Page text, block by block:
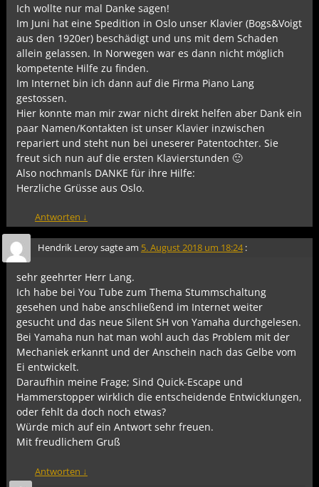
Ich wollte nur mal Danke sagen!
Im Juni hat eine Spedition in Oslo unser Klavier (Bogs&Voigt
aus den 1920er) beschädigt und uns mit dem Schaden
allein gelassen. In Norwegen war es dann nicht möglich
kompetente Hilfe zu finden.
Im Internet bin ich dann auf die Firma Piano Lang
gestossen.
Hier konnte man mir zwar nicht direkt helfen aber Dank ein
paar Namen/Kontakten ist unser Klavier inzwischen
repariert und steht nun bei uneserer Patentochter. Sie
freut sich nun auf die ersten Klavierstunden 🙂
Also nochmanls DANKE für ihre Hilfe:
Herzliche Grüsse aus Oslo.
Antworten ↓
Hendrik Leroysagte am 5. August 2018 um 18:24 :
sehr geehrter Herr Lang.
Ich habe bei You Tube zum Thema Stummschaltung
gesehen und habe anschließend im Internet weiter
gesucht und das neue Silent SH von Yamaha durchgelesen.
Bei Yamaha nun hat man wohl auch das Problem mit der
Mechaniek erkannt und der Anschein nach das Gelbe vom
Ei entwickelt.
Daraufhin meine Frage; Sind Quick-Escape und
Hammerstopper wirklich die entscheidende Entwicklungen,
oder fehlt da doch noch etwas?
Würde mich auf ein Antwort sehr freuen.
Mit freudlichem Gruß
Antworten ↓